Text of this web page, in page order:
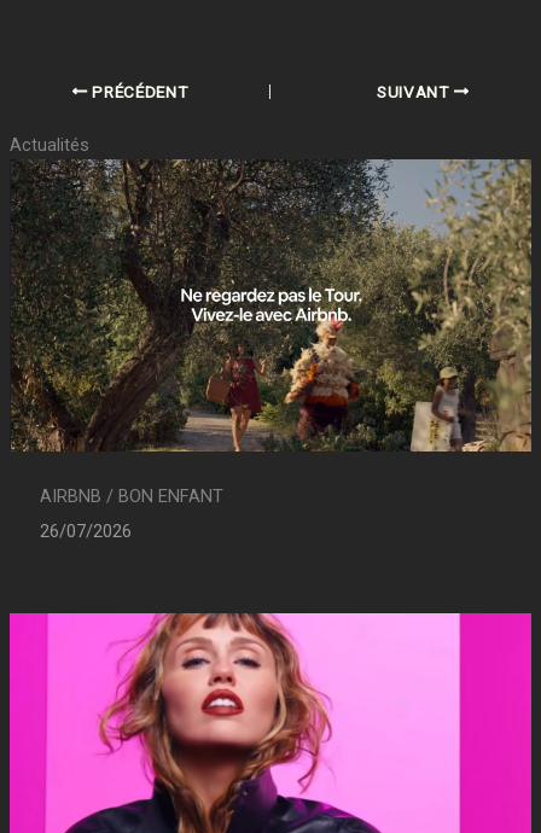
PRÉCÉDENT SUIVANT
Actualités
AIRBNB / BON ENFANT
26/07/2026